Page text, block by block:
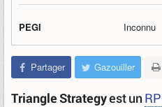
PEGI Inconnu
Partager Gazouiller
Triangle Strategyest un